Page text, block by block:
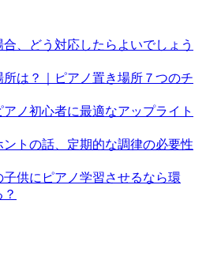
、どう対応したらよいでしょう
所は？｜ピアノ置き場所７つのチ
ノ初心者に最適なアップライト
ントの話、定期的な調律の必要性
子供にピアノ学習させるなら環